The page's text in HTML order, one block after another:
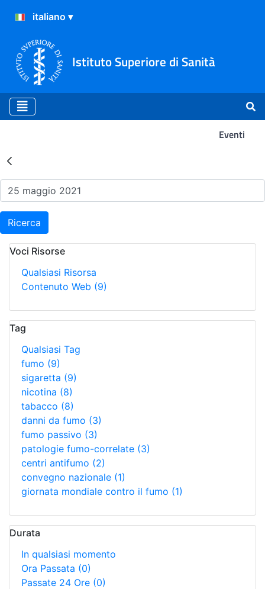
Istituto Superiore di Sanità
Eventi
Risultati della Ricerca -
Ricerca
Voci Risorse
Qualsiasi Risorsa
Contenuto Web (9)
Tag
Qualsiasi Tag
fumo (9)
sigaretta (9)
nicotina (8)
tabacco (8)
danni da fumo (3)
fumo passivo (3)
patologie fumo-correlate (3)
centri antifumo (2)
convegno nazionale (1)
giornata mondiale contro il fumo (1)
Durata
In qualsiasi momento
Ora Passata (0)
Passate 24 Ore (0)